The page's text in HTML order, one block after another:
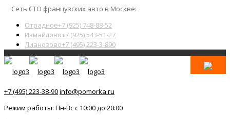
Сеть СТО французских авто в Москве:
Отрадное+7 (925) 748-88-52
Измайлово+7 (925) 543-51-27
Лианозово+7 (495) 223-3-890
+7 (495) 223-38-90info@pomorka.ru
Режим работы: Пн-Вс с 10:00 до 20:00